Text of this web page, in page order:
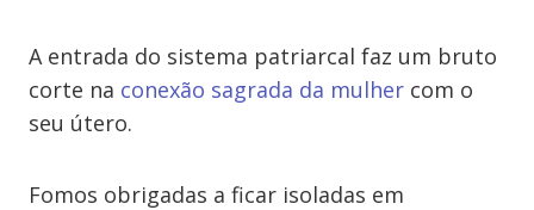
A entrada do sistema patriarcal faz um bruto
corte na conexão sagrada da mulher com o
seu útero.
Fomos obrigadas a ficar isoladas em